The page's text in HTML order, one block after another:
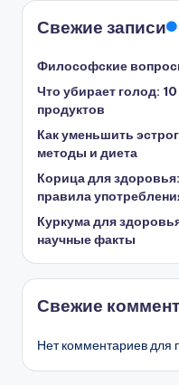
Свежие записи
Философские
Что убирает голод:
продуктов
Как уменьшить
методы и диета
Корица для
правила
Куркума для
научные факты
Свежие
Нет комментариев для